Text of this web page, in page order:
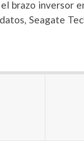
brazo inversor
Seagate